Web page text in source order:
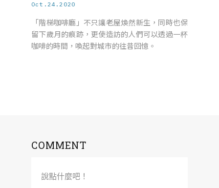
Oct.24.2020
「階梯咖啡廳」不只讓老屋煥然新生，同時也保
留下歲月的痕跡，更使造訪的人們可以透過一杯
咖啡的時間，喚起對城市的往昔回憶。
COMMENT
說點什麼吧！